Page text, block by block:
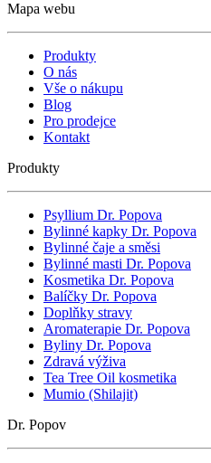
Mapa webu
Produkty
O nás
Vše o nákupu
Blog
Pro prodejce
Kontakt
Produkty
Psyllium Dr. Popova
Bylinné kapky Dr. Popova
Bylinné čaje a směsi
Bylinné masti Dr. Popova
Kosmetika Dr. Popova
Balíčky Dr. Popova
Doplňky stravy
Aromaterapie Dr. Popova
Byliny Dr. Popova
Zdravá výživa
Tea Tree Oil kosmetika
Mumio (Shilajit)
Dr. Popov